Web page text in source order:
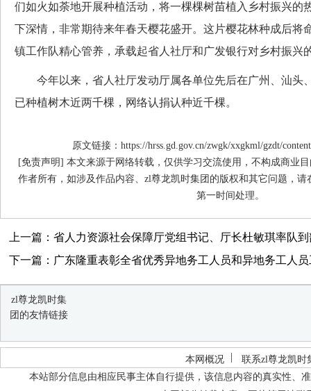
们如火如荼地开展种植活动，将一棵棵树苗植入乡村振兴的
下深情，非常期待来年春天樱花盛开。这片樱花林种成后将
镇工作队精心管养，承载起省人社厅和广发银行对乡村振兴
今年以来，省人社厅发动厅属各单位先后在广州、汕头
已种植树木近两千棵，网络认捐认种近千棵。
原文链接：https://hrss.gd.gov.cn/zwgk/xxgkml/gzdt/
[免责声明] 本文来源于网络转载，仅供学习交流使用，不构成商业
作者所有，如涉及作品内容、zl尊龙凯时集团的版权和其它问题，请
第一时间处理。
上一篇：省人力资源社会保障厅党组书记、厅长杜敏琪率队
下一篇：广东隆重表彰全省优秀异地务工人员和异地务工人
zl尊龙凯时集
团的友情链接
本网概况
联系zl尊龙凯时
本站部分信息由相应民事主体自行提供，该信息内容的真实性、